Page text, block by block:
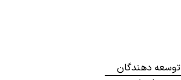
توسعه دهندگان